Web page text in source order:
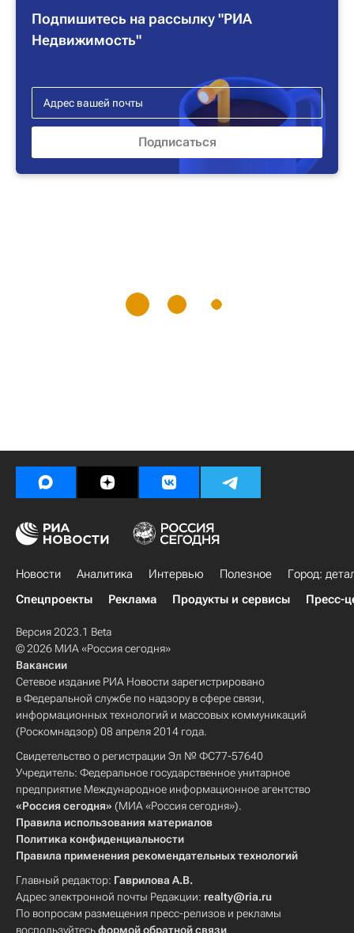
Подпишитесь на рассылку "РИА
Недвижимость"
Новости Аналитика Интервью Полезное
Город:
Спецпроекты
Реклама Продукты и сервисы Пресс-
Версия 2023.1 Beta
© 2026 МИА «Россия сегодня»
Вакансии
Сетевое издание РИА Новости зарегистрировано
в Федеральной службе по надзору в сфере связи,
информационных технологий и массовых коммуникаций
(Роскомнадзор) 08 апреля 2014 года.
Свидетельство о регистрации Эл № ФС77-57640
Учредитель: Федеральное государственное унитарное
предприятие Международное информационное агентство
«Россия сегодня» (МИА «Россия сегодня»).
Правила использования материалов
Политика конфиденциальности
Правила применения рекомендательных технологий
Главный редактор: Гаврилова А.В.
Адрес электронной почты Редакции: realty@ria.ru
По вопросам размещения пресс-релизов и рекламы
воспользуйтесьформой обратной связи